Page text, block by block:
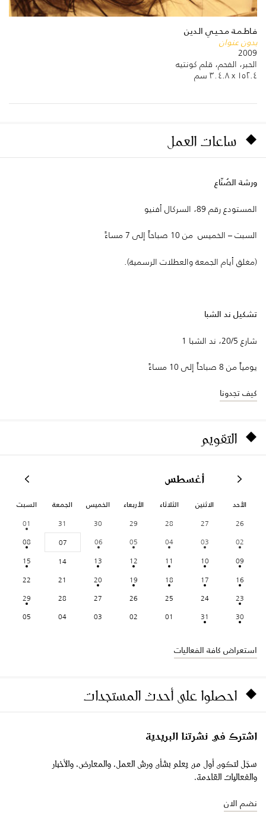
فـاطـمـة مـحـيـي الـدين
بدون عنوان
2009
الحبر، الفحم، قلم كونتيه
١٥٢.٤ x ٣٠٤.٨ سم
ساعات العمل
ورشة الصُنّاع
المستودع رقم 89، السركال أفنيو
السبت – الخميس من 10 صباحاً إلى 7 مساءً
(مغلق أيام الجمعة والعطلات الرسمية).
تشكيل ند الشبا
شارع 20/5، ند الشبا 1
يومياً من 8 صباحاً إلى 10 مساءً
كيف تجدونا
التقويم
أغسطس
الأحد الاثنين الثلاثاء الأربعاء الخميس الجمعة السبت
26
27
28
29
30
31
01
02
03
04
05
06
07
08
09
10
11
12
13
14
15
16
17
18
19
20
21
22
23
24
25
26
27
28
29
30
31
01
02
03
04
05
استعراض كافة الفعاليات
احصلوا على أحدث المستجدات
اشترك في نشرتنا البريدية
سجّل لتكون أول من يعلم بشأن ورش العمل، والمعارض، والأخبار
والفعاليات القادمة.
نضم الان